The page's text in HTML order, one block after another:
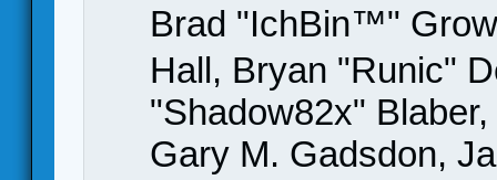
Brad "IchBin™"
Hall, Bryan "Runic"
"Shadow82x"
Gary M. Gadsdon,